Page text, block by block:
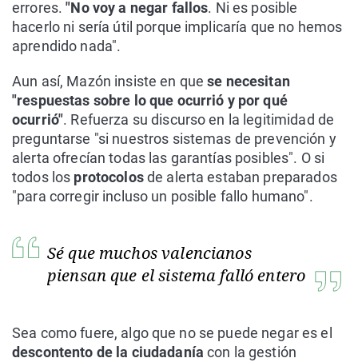
errores."No voy a negar fallos. Ni es posible
hacerlo ni sería útil porque implicaría que no hemos
aprendido nada".
Aun así, Mazón insiste en quese necesitan
"respuestas sobre lo que ocurrió y por qué
ocurrió". Refuerza su discurso en la legitimidad de
preguntarse "si nuestros sistemas de prevención y
alerta ofrecían todas las garantías posibles". O si
todos los protocolosde alerta estaban preparados
"para corregir incluso un posible fallo humano".
Sé que muchos valencianos
piensan que el sistema falló entero
Sea como fuere, algo que no se puede negar es el
descontento de la ciudadaníacon la gestión